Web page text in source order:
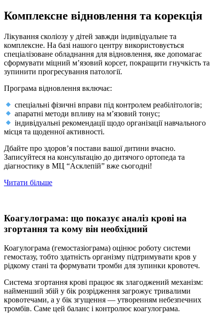
Комплексне відновлення та корекція
Лікування сколіозу у дітей завжди індивідуальне та
комплексне. На базі нашого центру використовується
спеціалізоване обладнання для відновлення, яке допомагає
сформувати міцний м’язовий корсет, покращити гнучкість та
зупинити прогресування патології.
Програма відновлення включає:
спеціальні фізичні вправи під контролем реабілітологів;
апаратні методи впливу на м’язовий тонус;
індивідуальні рекомендації щодо організації навчального
місця та щоденної активності.
Дбайте про здоров’я постави вашої дитини вчасно.
Записуйтеся на консультацію до дитячого ортопеда та
діагностику в МЦ “Асклепій” вже сьогодні!
Читати більше
Коагулограма: що показує аналіз крові на
згортання та кому він необхідний
Коагулограма (гемостазіограма) оцінює роботу системи
гемостазу, тобто здатність організму підтримувати кров у
рідкому стані та формувати тромби для зупинки кровотеч.
Система згортання крові працює як злагоджений механізм:
найменший збій у бік розрідження загрожує тривалими
кровотечами, а у бік згущення — утворенням небезпечних
тромбів. Саме цей баланс і контролює коагулограма.